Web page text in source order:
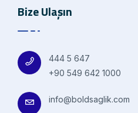
Bize Ulaşın
444 5 647
+90 549 642 1000
info@boldsaglik.com